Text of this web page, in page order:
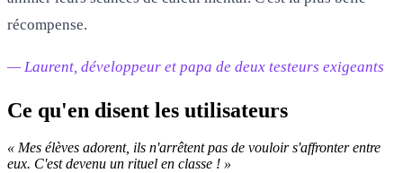
récompense.
— Laurent, développeur et papa de deux testeurs exigeants
Ce qu'en disent les utilisateurs
« Mes élèves adorent, ils n'arrêtent pas de vouloir s'affronter entre
eux. C'est devenu un rituel en classe ! »